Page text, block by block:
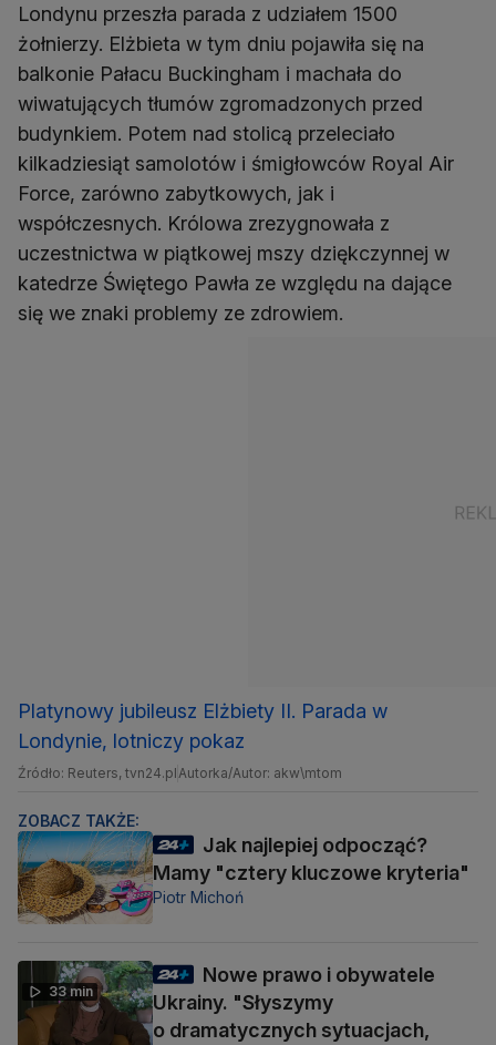
Londynu przeszła parada z udziałem 1500
żołnierzy. Elżbieta w tym dniu pojawiła się na
balkonie Pałacu Buckingham i machała do
wiwatujących tłumów zgromadzonych przed
budynkiem. Potem nad stolicą przeleciało
kilkadziesiąt samolotów i śmigłowców Royal Air
Force, zarówno zabytkowych, jak i
współczesnych. Królowa zrezygnowała z
uczestnictwa w piątkowej mszy dziękczynnej w
katedrze Świętego Pawła ze względu na dające
się we znaki problemy ze zdrowiem.
Platynowy jubileusz Elżbiety II. Parada w
Londynie, lotniczy pokaz
Źródło: Reuters, tvn24.pl Autorka/Autor: akw\mtom
ZOBACZ TAKŻE:
Jak najlepiej odpocząć?
Mamy "cztery kluczowe kryteria"
Piotr Michoń
33 min
Nowe prawo i obywatele
Ukrainy. "Słyszymy
o dramatycznych sytuacjach,